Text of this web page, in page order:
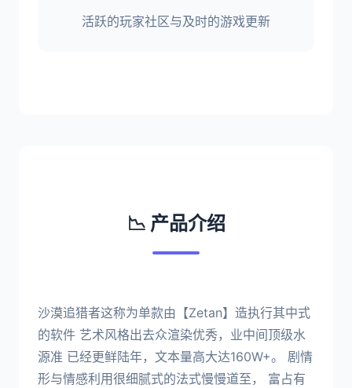
活跃的玩家社区与及时的游戏更新
📉 产品介绍
沙漠追猎者这称为单款由【Zetan】造执行其中式
的软件 艺术风格出去众渲染优秀，业中间顶级水
源准 已经更鲜陆年，文本量高大达160W+。 剧情
形与情感利用很细腻式的法式慢慢道至， 富占有